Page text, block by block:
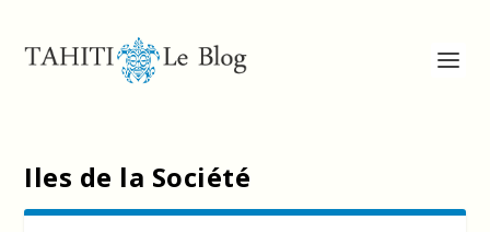
Iles de la Société